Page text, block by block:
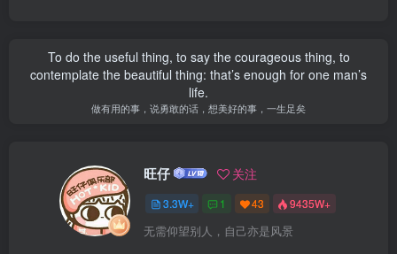
To do the useful thing, to say the courageous thing, to
contemplate the beautiful thing: that’s enough for one man’s
life.
做有用的事，说勇敢的话，想美好的事，一生足矣
旺仔 关注
3.3W+ 1 43 9435W+
无需仰望别人，自己亦是风景